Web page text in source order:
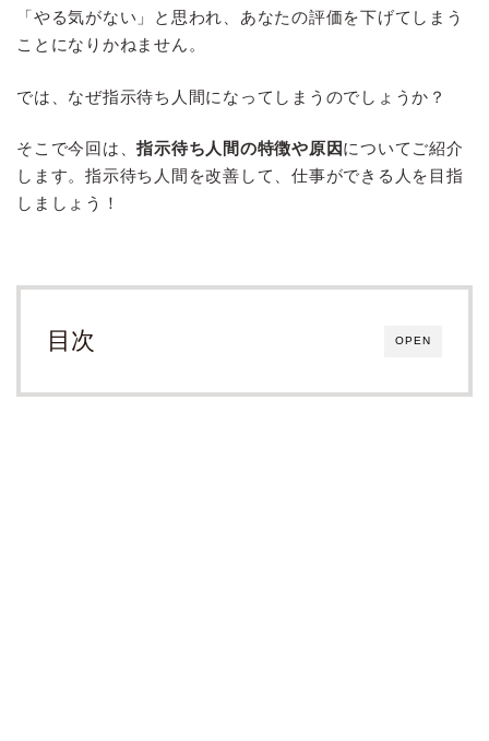
「やる気がない」と思われ、あなたの評価を下げてしまう
ことになりかねません。
では、なぜ指示待ち人間になってしまうのでしょうか？
そこで今回は、指示待ち人間の特徴や原因についてご紹介
します。指示待ち人間を改善して、仕事ができる人を目指
しましょう！
OPEN
目次